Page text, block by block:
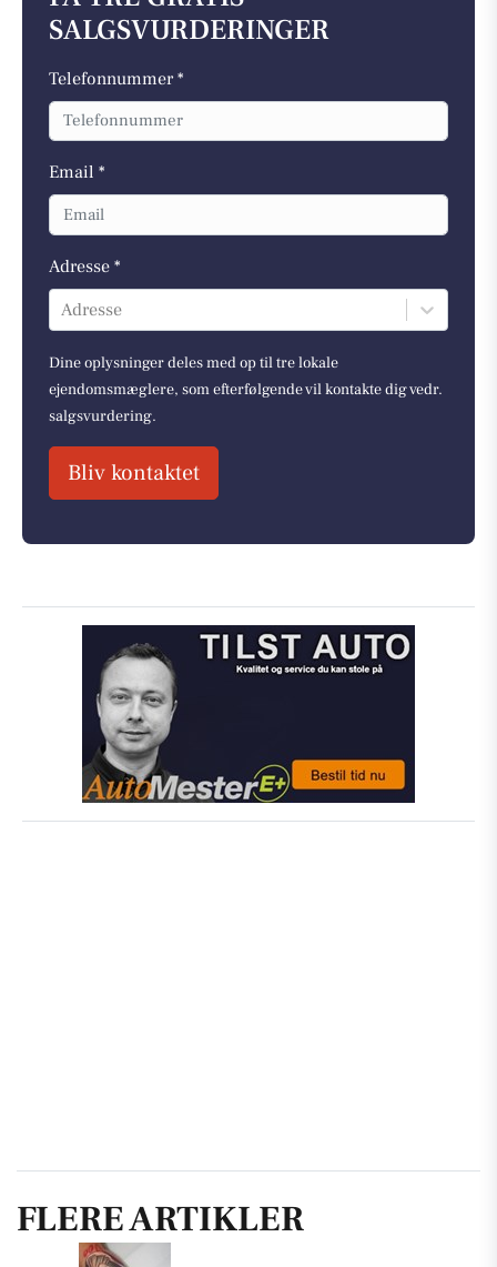
SALGSVURDERINGER
Telefonnummer *
Email *
Adresse *
Adresse
Dine oplysninger deles med op til tre lokale
ejendomsmæglere, som efterfølgende vil kontakte dig vedr.
salgsvurdering.
Bliv kontaktet
FLERE ARTIKLER